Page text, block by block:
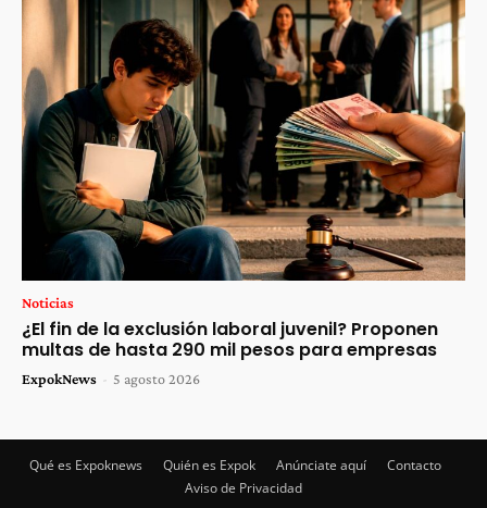
Noticias
¿El fin de la exclusión laboral juvenil? Proponen
multas de hasta 290 mil pesos para empresas
ExpokNews - 5 agosto 2026
Qué es Expoknews Quién es Expok Anúnciate aquí
Contacto
Aviso de Privacidad